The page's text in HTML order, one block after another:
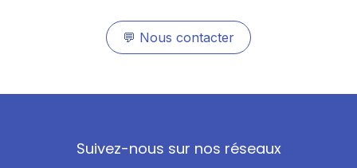
💬 Nous contacter
Suivez-nous sur nos réseaux